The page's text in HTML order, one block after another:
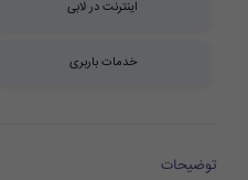
اینترنت در لابی
خدمات باربری
توضیحات